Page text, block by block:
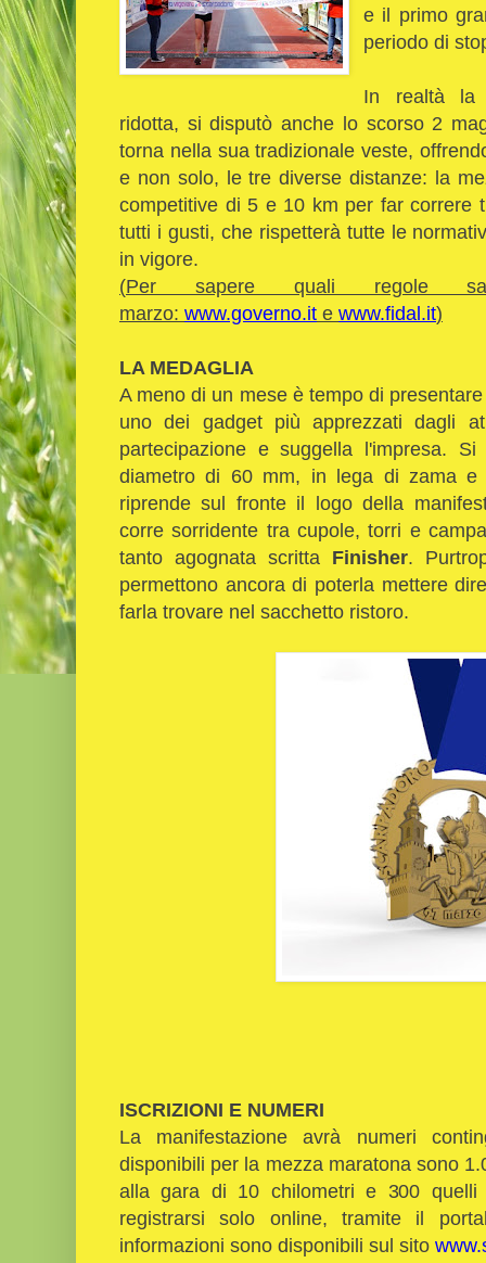
e il primo
periodo di
In realtà la
ridotta, si disputò anche lo scorso 2
torna nella sua tradizionale veste,
e non solo, le tre diverse distanze: la
competitive di 5 e 10 km per far correre
tutti i gusti, che rispetterà tutte le
in vigore.
(Per sapere quali regole
marzo: www.governo.it e www.fidal.it)
LA MEDAGLIA
A meno di un mese è tempo di
uno dei gadget più apprezzati dagli
partecipazione e suggella l'impresa.
diametro di 60 mm, in lega di zama
riprende sul fronte il logo della
corre sorridente tra cupole, torri e
tanto agognata scritta Finisher.
permettono ancora di poterla mettere
farla trovare nel sacchetto ristoro.
ISCRIZIONI E NUMERI
La manifestazione avrà numeri
disponibili per la mezza maratona sono
alla gara di 10 chilometri e 300 quelli
registrarsi solo online, tramite il
informazioni sono disponibili sul sito